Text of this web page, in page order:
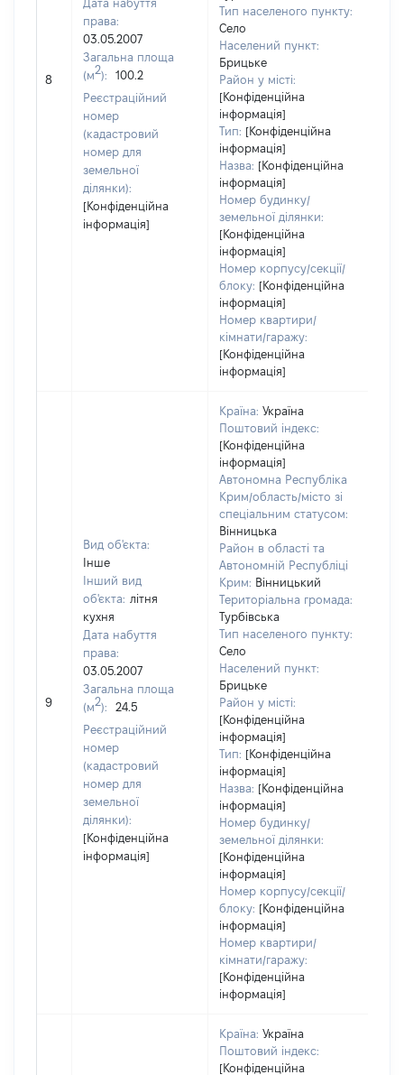
8
Дата набуття
права:
03.05.2007
Загальна площа
(м2):
100.2
Реєстраційний
номер
(кадастровий
номер для
земельної
ділянки):
[Конфіденційна
інформація]
Тип населеного пункту:
Село
Населений пункт:
Брицьке
Район у місті:
[Конфіденційна
інформація]
Тип: [Конфіденційна
інформація]
Назва: [Конфіденційна
інформація]
Номер будинку/
земельної ділянки:
[Конфіденційна
інформація]
Номер корпусу/секції/
блоку: [Конфіденційна
інформація]
Номер квартири/
кімнати/гаражу:
[Конфіденційна
інформація]
9
Вид об'єкта:
Інше
Інший вид
об'єкта: літня
кухня
Дата набуття
права:
03.05.2007
Загальна площа
(м2):
24.5
Реєстраційний
номер
(кадастровий
номер для
земельної
ділянки):
[Конфіденційна
інформація]
Країна: Україна
Поштовий індекс:
[Конфіденційна
інформація]
Автономна Республіка
Крим/область/місто зі
спеціальним статусом:
Вінницька
Район в області та
Автономній Республіці
Крим: Вінницький
Територіальна громада:
Турбівська
Тип населеного пункту:
Село
Населений пункт:
Брицьке
Район у місті:
[Конфіденційна
інформація]
Тип: [Конфіденційна
інформація]
Назва: [Конфіденційна
інформація]
Номер будинку/
земельної ділянки:
[Конфіденційна
інформація]
Номер корпусу/секції/
блоку: [Конфіденційна
інформація]
Номер квартири/
кімнати/гаражу:
[Конфіденційна
інформація]
Країна: Україна
Поштовий індекс:
[Конфіденційна